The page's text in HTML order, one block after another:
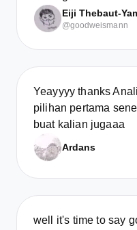
Eiji Thebaut-
@goodweismann
Yeayyyy thanks
pilihan pertama
buat kalian jugaaa
Ardans
well it's time to say